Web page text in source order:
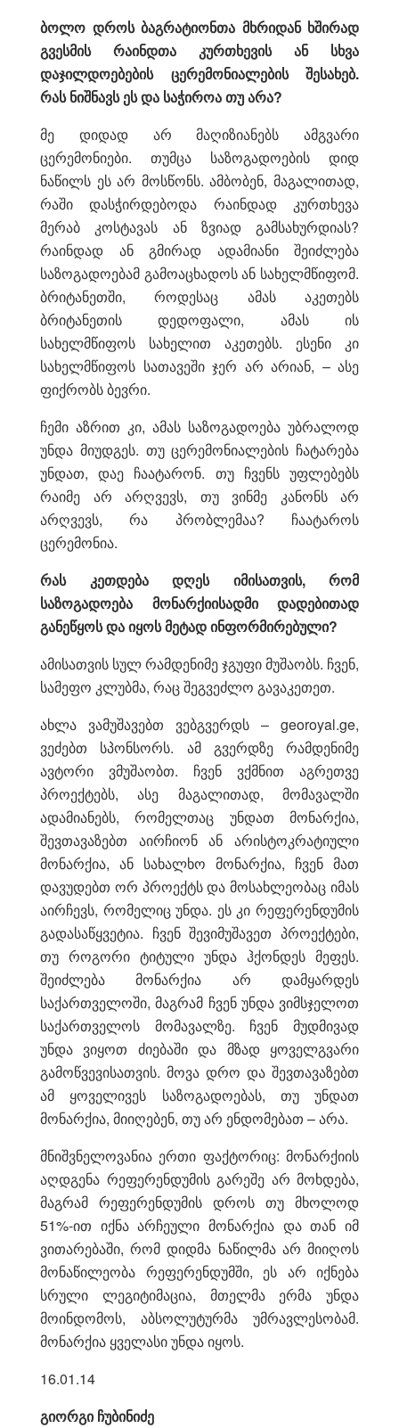
ბოლო დროს ბაგრატიონთა მხრიდან ხშირად
გვესმის რაინდთა კურთხევის ან სხვა
დაჯილდოებების ცერემონიალების შესახებ.
რას ნიშნავს ეს და საჭიროა თუ არა?
მე დიდად არ მაღიზიანებს ამგვარი
ცერემონიები. თუმცა საზოგადოების დიდ
ნაწილს ეს არ მოსწონს. ამბობენ, მაგალითად,
რაში დასჭირდებოდა რაინდად კურთხევა
მერაბ კოსტავას ან ზვიად გამსახურდიას?
რაინდად ან გმირად ადამიანი შეიძლება
საზოგადოებამ გამოაცხადოს ან სახელმწიფომ.
ბრიტანეთში, როდესაც ამას აკეთებს
ბრიტანეთის დედოფალი, ამას ის
სახელმწიფოს სახელით აკეთებს. ესენი კი
სახელმწიფოს სათავეში ჯერ არ არიან, – ასე
ფიქრობს ბევრი.
ჩემი აზრით კი, ამას საზოგადოება უბრალოდ
უნდა მიუდგეს. თუ ცერემონიალების ჩატარება
უნდათ, დაე ჩაატარონ. თუ ჩვენს უფლებებს
რაიმე არ არღვევს, თუ ვინმე კანონს არ
არღვევს, რა პრობლემაა? ჩაატაროს
ცერემონია.
რას კეთდება დღეს იმისათვის, რომ
საზოგადოება მონარქიისადმი დადებითად
განეწყოს და იყოს მეტად ინფორმირებული?
ამისათვის სულ რამდენიმე ჯგუფი მუშაობს. ჩვენ,
სამეფო კლუბმა, რაც შეგვეძლო გავაკეთეთ.
ახლა ვამუშავებთ ვებგვერდს – georoyal.ge,
ვეძებთ სპონსორს. ამ გვერდზე რამდენიმე
ავტორი ვმუშაობთ. ჩვენ ვქმნით აგრეთვე
პროექტებს, ასე მაგალითად, მომავალში
ადამიანებს, რომელთაც უნდათ მონარქია,
შევთავაზებთ აირჩიონ ან არისტოკრატიული
მონარქია, ან სახალხო მონარქია, ჩვენ მათ
დავუდებთ ორ პროექტს და მოსახლეობაც იმას
აირჩევს, რომელიც უნდა. ეს კი რეფერენდუმის
გადასაწყვეტია. ჩვენ შევიმუშავეთ პროექტები,
თუ როგორი ტიტული უნდა ჰქონდეს მეფეს.
შეიძლება მონარქია არ დამყარდეს
საქართველოში, მაგრამ ჩვენ უნდა ვიმსჯელოთ
საქართველოს მომავალზე. ჩვენ მუდმივად
უნდა ვიყოთ ძიებაში და მზად ყოველგვარი
გამოწვევისათვის. მოვა დრო და შევთავაზებთ
ამ ყოველივეს საზოგადოებას, თუ უნდათ
მონარქია, მიიღებენ, თუ არ ენდომებათ – არა.
მნიშვნელოვანია ერთი ფაქტორიც: მონარქიის
აღდგენა რეფერენდუმის გარეშე არ მოხდება,
მაგრამ რეფერენდუმის დროს თუ მხოლოდ
51%-ით იქნა არჩეული მონარქია და თან იმ
ვითარებაში, რომ დიდმა ნაწილმა არ მიიღოს
მონაწილეობა რეფერენდუმში, ეს არ იქნება
სრული ლეგიტიმაცია, მთელმა ერმა უნდა
მოინდომოს, აბსოლუტურმა უმრავლესობამ.
მონარქია ყველასი უნდა იყოს.
16.01.14
გიორგი ჩუბინიძე